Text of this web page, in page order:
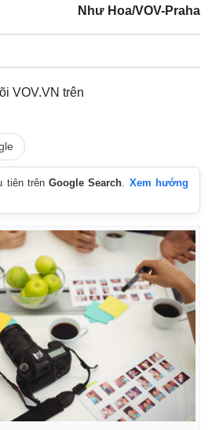
Như Hoa/VOV-Praha
VOV.VN trên
tiên trênGoogle Search
Xem hướng